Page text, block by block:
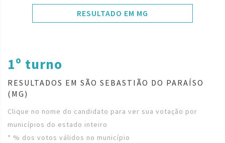
RESULTADO EM MG
1º turno
RESULTADOS EM SÃO SEBASTIÃO DO PARAÍSO
(MG)
Clique no nome do candidato para ver sua votação por
municípios do estado inteiro
* % dos votos válidos no município